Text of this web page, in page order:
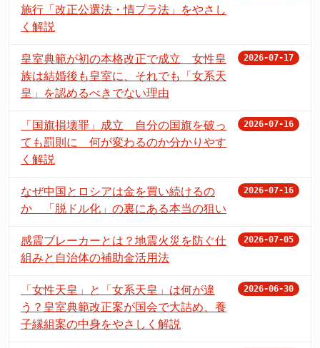
施行「改正公選法・情プラ法」をやさし
く解説
皇室典範が初の本格改正で成立 女性皇
族は結婚後も皇室に、それでも「女系天
皇」を認めるべきでない理由
2026-07-17
「国旗損壊罪」成立 自分の国旗を破っ
ても罰則に 何が変わるのか分かりやす
く解説
2026-07-16
なぜ中国とロシアは金を買い続けるの
か 「脱ドル化」の裏にある本当の狙い
2026-07-16
感震ブレーカーとは？地震火災を防ぐ仕
組みと自治体の補助金活用法
2026-07-05
「女性天皇」と「女系天皇」は何が違
う？皇室典範改正案が国会で大詰め、養
子縁組案の中身をやさしく解説
2026-06-30